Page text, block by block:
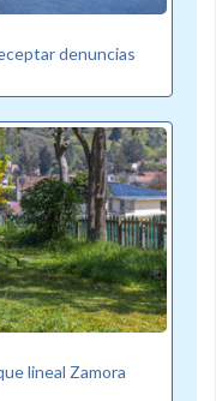
denuncias
lineal Zamora